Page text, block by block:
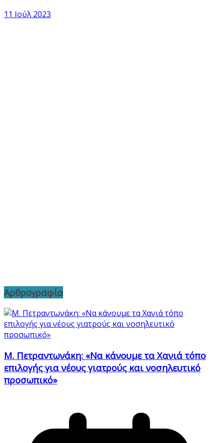
11 Ιούλ 2023
Αρθρογραφία
Μ. Πετραντωνάκη: «Να κάνουμε τα Χανιά τόπο
επιλογής για νέους γιατρούς και νοσηλευτικό
προσωπικό»